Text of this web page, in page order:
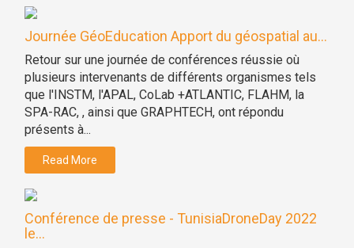
Journée GéoEducation Apport du géospatial au...
Retour sur une journée de conférences réussie où
plusieurs intervenants de différents organismes tels
que l'INSTM, l'APAL, CoLab +ATLANTIC, FLAHM, la
SPA-RAC, , ainsi que GRAPHTECH, ont répondu
présents à...
Read More
Conférence de presse - TunisiaDroneDay 2022
le...